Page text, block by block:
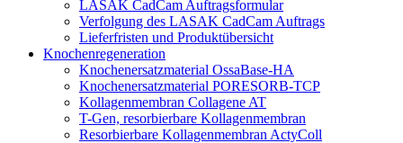
LASAK CadCam Auftragsformular
Verfolgung des LASAK CadCam Auftrags
Lieferfristen und Produktübersicht
Knochenregeneration
Knochenersatzmaterial OssaBase-HA
Knochenersatzmaterial PORESORB-TCP
Kollagenmembran Collagene AT
T-Gen, resorbierbare Kollagenmembran
Resorbierbare Kollagenmembran ActyColl